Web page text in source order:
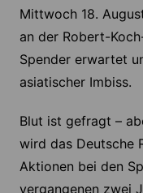
Mittwoch 18.
an der Robert-
Spender erwartet
asiatischer Imbiss.
Blut ist gefragt –
wird das Deutsche
Aktionen bei den
vergangenen zwei